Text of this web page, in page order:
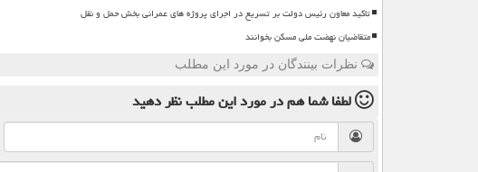
تاکید معاون رئیس دولت بر تسریع در اجرای پروژه های عمرانی بخش حمل و نقل
متقاضیان نهضت ملی مسکن بخوانند
نظرات بینندگان در مورد این مطلب
لطفا شما همدر مورد این مطلبنظر دهید